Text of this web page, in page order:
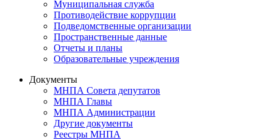
Муниципальная служба
Противодействие коррупции
Подведомственные организации
Пространственные данные
Отчеты и планы
Образовательные учреждения
Документы
МНПА Совета депутатов
МНПА Главы
МНПА Администрации
Другие документы
Реестры МНПА